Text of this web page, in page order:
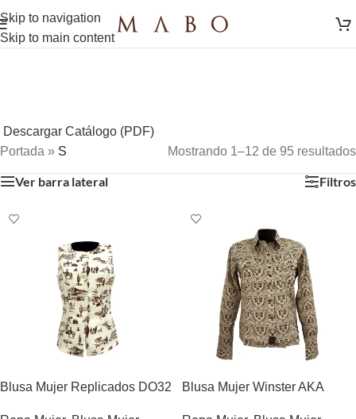
Skip to navigation
Skip to main content
Descargar Catálogo (PDF)
Portada » S Mostrando 1–12 de 95 resultados
Ver barra lateral Filtros
Blusa Mujer Replicados DO32 Blusa Mujer Winster AKA